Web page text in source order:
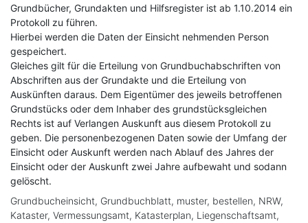
Grundbücher, Grundakten und Hilfsregister ist ab 1.10.2014 ein
Protokoll zu führen.
Hierbei werden die Daten der Einsicht nehmenden Person
gespeichert.
Gleiches gilt für die Erteilung von Grundbuchabschriften von
Abschriften aus der Grundakte und die Erteilung von
Auskünften daraus. Dem Eigentümer des jeweils betroffenen
Grundstücks oder dem Inhaber des grundstücksgleichen
Rechts ist auf Verlangen Auskunft aus diesem Protokoll zu
geben. Die personenbezogenen Daten sowie der Umfang der
Einsicht oder Auskunft werden nach Ablauf des Jahres der
Einsicht oder der Auskunft zwei Jahre aufbewaht und sodann
gelöscht.
Grundbucheinsicht, Grundbuchblatt, muster, bestellen, NRW,
Kataster, Vermessungsamt, Katasterplan, Liegenschaftsamt,